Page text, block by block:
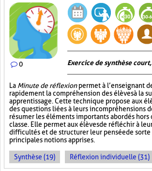
0 Exercice de synthèse
La Minute de réflexionpermet à l’enseignant
rapidement la compréhension des élèves à la
apprentissage. Cette technique propose aux
des questions liées à leurs incompréhensions
résumer les éléments importants abordés hors
classe. Elle permet aux élèves de réfléchir à
difficultés et de structurer leur pensée de sorte
principales notions apprises.
Synthèse (19) Réflexion individuelle (31)